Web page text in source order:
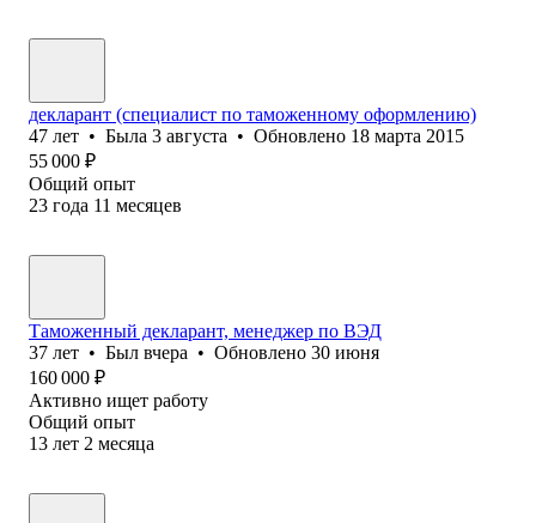
декларант (специалист по таможенному оформлению)
47 лет • Была 3 августа • Обновлено 18 марта 2015
55 000 ₽
Общий опыт
23 года 11 месяцев
Таможенный декларант, менеджер по ВЭД
37 лет • Был вчера • Обновлено 30 июня
160 000 ₽
Активно ищет работу
Общий опыт
13 лет 2 месяца